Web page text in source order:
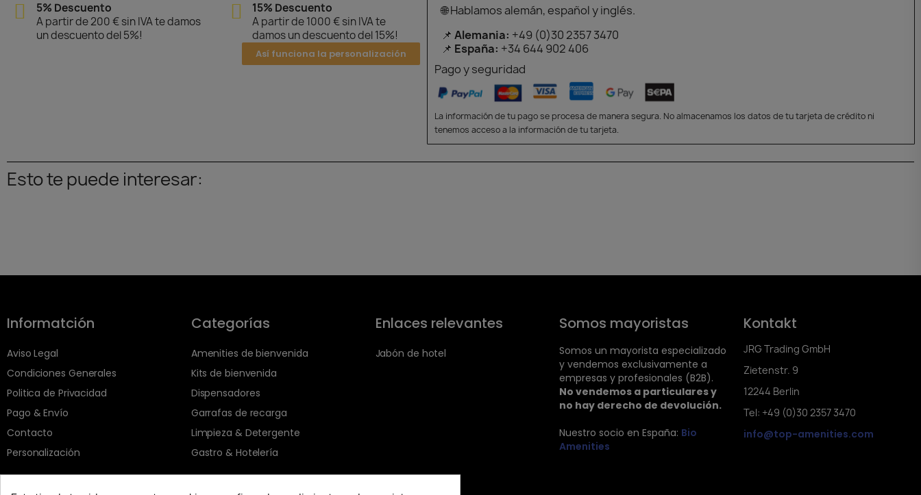
5% Descuento
A partir de 200 € sin IVA te damos
un descuento del 5%!
15% Descuento
A partir de 1000 € sin IVA te
damos un descuento del 15%!
Así funciona la personalización
🌐 Hablamos alemán, español y inglés.
📌 Alemania: +49 (0)30 2357 3470
📌 España: +34 644 902 406
Pago y seguridad
La información de tu pago se procesa de manera segura. No almacenamos los datos de tu tarjeta de crédito ni
tenemos acceso a la información de tu tarjeta.
Esto te puede interesar:
Informatción
Aviso Legal
Condiciones Generales
Politica de Privacidad
Pago & Envío
Contacto
Personalización
Categorías
Amenities de bienvenida
Kits de bienvenida
Dispensadores
Garrafas de recarga
Limpieza & Detergente
Gastro & Hotelería
Enlaces relevantes
Jabón de hotel
Somos mayoristas
Somos un mayorista especializado
y vendemos exclusivamente a
empresas y profesionales (B2B).
No vendemos a particulares y
no hay derecho de devolución.
Nuestro socio en España: Bio
Amenities
Kontakt
JRG Trading GmbH
Zietenstr. 9
12244 Berlin
Tel: +49 (0)30 2357 3470
info@top-amenities.com